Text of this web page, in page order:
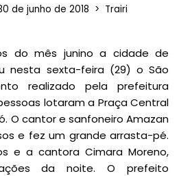
de junho de 2018 Trairi
do mês junino a cidade de
nesta sexta-feira (29) o São
realizado pela prefeitura
lotaram a Praça Central
O cantor e sanfoneiro Amazan
e fez um grande arrasta-pé.
e a cantora Cimara Moreno,
da noite. O prefeito